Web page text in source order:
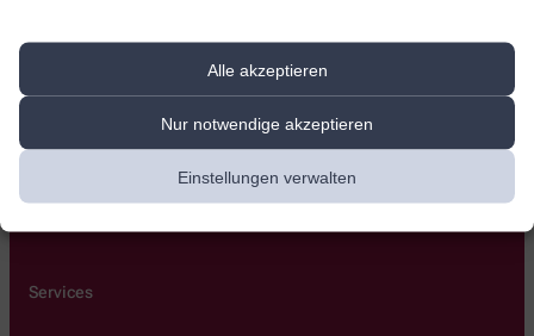
Alle akzeptieren
Nur notwendige akzeptieren
Einstellungen verwalten
Services